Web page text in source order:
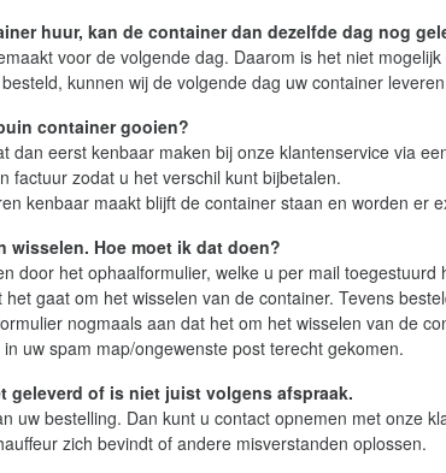
huur, kan de container dan dezelfde dag nog
voor de volgende dag. Daarom is het niet
kunnen wij de volgende dag uw container
container gooien?
dan eerst kenbaar maken bij onze klantenservice via
factuur zodat u het verschil kunt bijbetalen.
kenbaar maakt blijft de container staan en worden er
Hoe moet ik dat doen?
door het ophaalformulier, welke u per mail
gaat om het wisselen van de container. Tevens
nogmaals aan dat het om het wisselen van de
uw spam map/ongewenste post terecht gekomen.
of is niet juist volgens afspraak.
uw bestelling. Dan kunt u contact opnemen met onze
zich bevindt of andere misverstanden oplossen.